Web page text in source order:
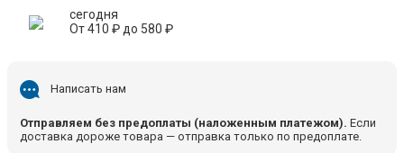
сегодня
От410 ₽до 580 ₽
Написать нам
Отправляем без предоплаты (наложенным платежом). Если
доставка дороже товара — отправка только по предоплате.